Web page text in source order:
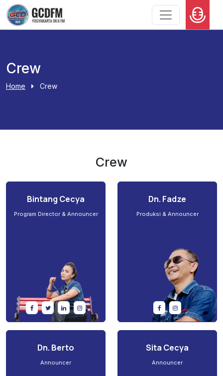
Crew
Home Crew
Crew
Bintang Cecya
Program Director & Announcer
Dn. Fadze
Produksi & Announcer
Dn. Berto
Announcer
Sita Cecya
Announcer